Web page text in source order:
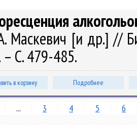
Маскевич [и др.] //
С. 479-485.
в корзину Подробнее
... 3 4 5 6